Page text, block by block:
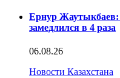
Ернур Жаутыкбаев:
замедлился в 4 раза
06.08.26
Новости Казахстана